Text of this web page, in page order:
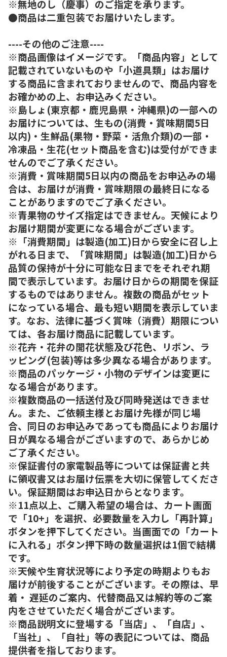
※無地のし（慶事）のご指定を承ります。
●商品は二重包装でお届けいたします。
----その他のご注意----
※商品画像はイメージです。「商品内容」として
記載されていないものや「小道具類」はお届け
する商品に含まれておりませんので、商品内容を
お確かめの上、お申込みください。
※島しょ(東京都・鹿児島県・沖縄県)の一部への
お届けについては、生もの(消費・賞味期間5日
以内)・生鮮品(果物・野菜・活魚介類)の一部・
冷凍品・生花(セット商品を含む)は受付ができま
せんのでご了承ください。
※消費・賞味期間5日以内の商品をお申込みの場
合は、お届けが消費・賞味期限の最終日になる
ことがありますのでご了承ください。
※青果物のサイズ指定はできません。天候により
お届け期間が変更になる場合がございます。
※「消費期間」は製造(加工)日から安全に召し上
がれる日まで、「賞味期間」は製造(加工)日から
品質の保持が十分に可能な日までをそれぞれ期
間で表示しています。お届け日からの期間を保証
するものではありません。複数の商品がセット
になっている場合、最も短い期間を表示していま
す。なお、法律に基づく賞味（消費）期限につい
ては、各お届け商品に記載しています。
※花卉・花弁の開花状態及び花色、リボン、ラ
ッピング(包装)等は多少異なる場合があります。
※商品のパッケージ・小物のデザインは変更に
なる場合があります。
※複数商品の一括送付及び同時発送はできませ
ん。また、ご依頼主様とお届け先様が同じ場
合、同日のお申込みであっても商品によりお届け
日が異なる場合がございますので、あらかじめ
ご了承ください。
※保証書付の家電製品等については保証書と共
に領収書又はお届け伝票を大切に保管してくださ
い。保証期間はお申込日からとなります。
※11点以上、ご購入希望の場合は、カート画面
で「10+」を選択、必要数量を入力し「再計算」
ボタンを押下してください。当画面での「カート
に入れる」ボタン押下時の数量選択は1個で結構
です。
※天候や生育状況等により予定の時期よりもお
届けが前後することがございます。その際は、早
着・ 遅延のご案内、代替商品又は解約等のご案
内をさせていただく場合がございます。
※商品説明文に登場する「当店」、「自店」、
「当社」、「自社」等の表記については、商品
提供者を指しております。